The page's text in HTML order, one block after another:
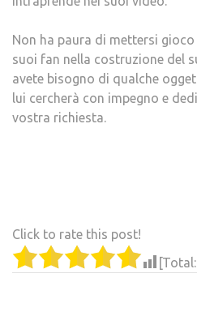
Non ha paura di mettersi
suoi fan nella costruzione del
avete bisogno di qualche
lui cercherà con impegno e
vostra richiesta.
Click to rate this post!
[Total: